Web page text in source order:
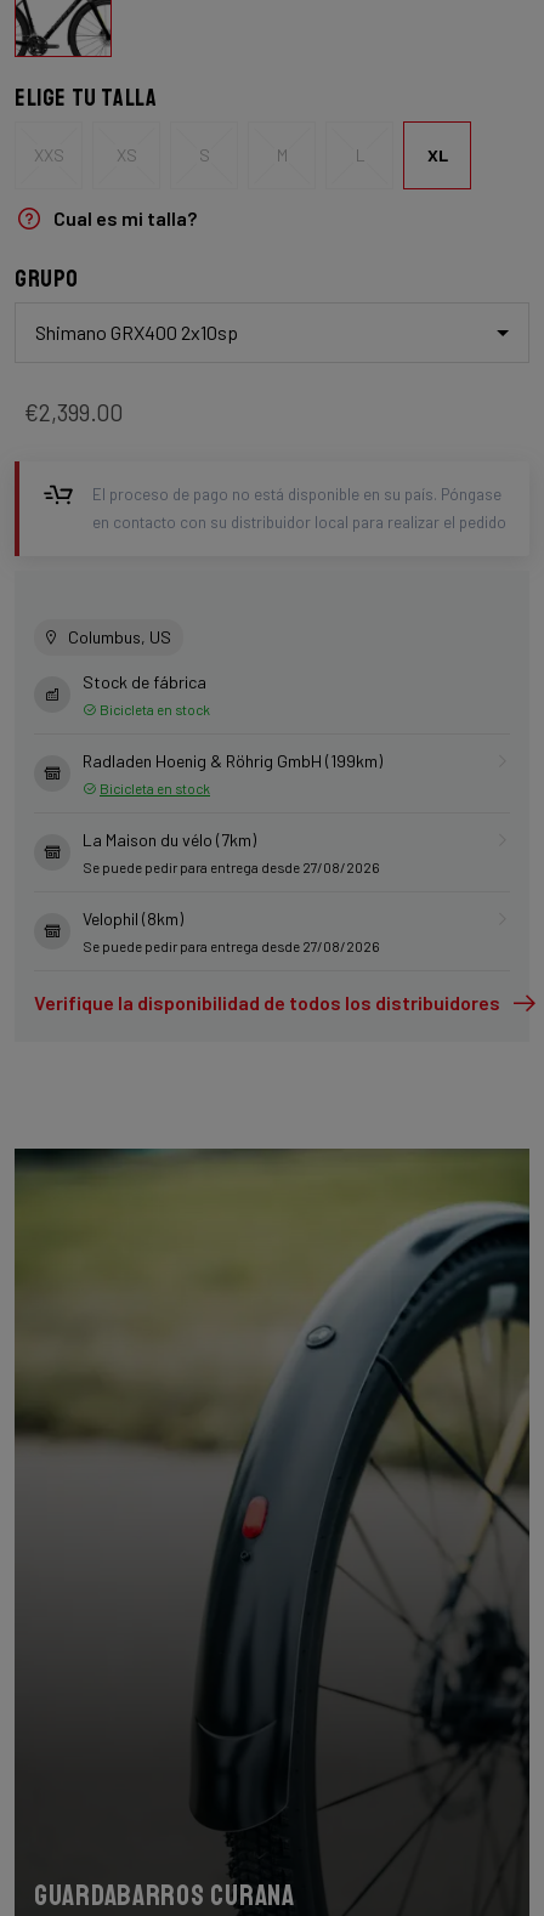
Elige tu talla
XXS XS S M L XL
Cual es mi talla?
Grupo
Shimano GRX400 2x10sp
€2,399.00
El proceso de pago no está disponible en su país. Póngase
en contacto con su distribuidor local para realizar el pedido
Columbus, US
Stock de fábrica
Bicicleta en stock
Radladen Hoenig & Röhrig GmbH (199km)
Bicicleta en stock
La Maison du vélo (7km)
Se puede pedir para entrega desde 27/08/2026
Velophil (8km)
Se puede pedir para entrega desde 27/08/2026
Verifique la disponibilidad de todos los distribuidores
Guardabarros Curana